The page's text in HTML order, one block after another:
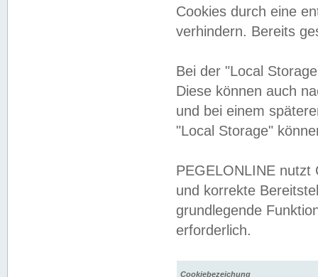
Cookies durch eine
verhindern. Bereits
Bei der "Local
Diese können auch
und bei einem
"Local Storage"
PEGELONLINE nutzt
und korrekte
grundlegende
erforderlich.
Cookiebezeichung